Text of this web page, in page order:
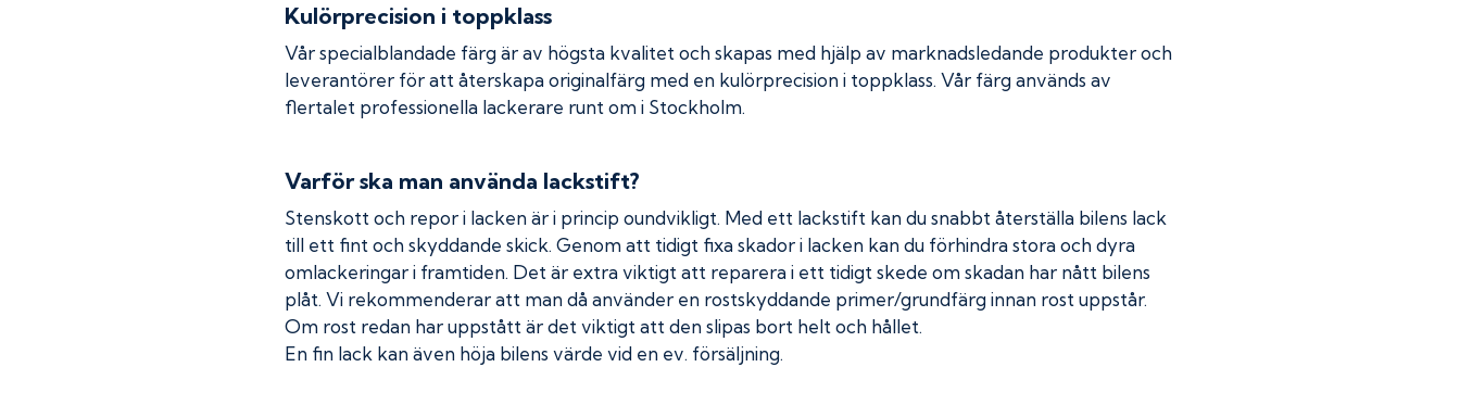
Kulörprecision i toppklass
Vår specialblandade färg är av högsta kvalitet och skapas med hjälp av marknadsledande produkter och
leverantörer för att återskapa originalfärg med en kulörprecision i toppklass. Vår färg används av
flertalet professionella lackerare runt om i Stockholm.
Varför ska man använda lackstift?
Stenskott och repor i lacken är i princip oundvikligt. Med ett lackstift kan du snabbt återställa bilens lack
till ett fint och skyddande skick. Genom att tidigt fixa skador i lacken kan du förhindra stora och dyra
omlackeringar i framtiden. Det är extra viktigt att reparera i ett tidigt skede om skadan har nått bilens
plåt. Vi rekommenderar att man då använder en rostskyddande primer/grundfärg innan rost uppstår.
Om rost redan har uppstått är det viktigt att den slipas bort helt och hållet.
En fin lack kan även höja bilens värde vid en ev. försäljning.